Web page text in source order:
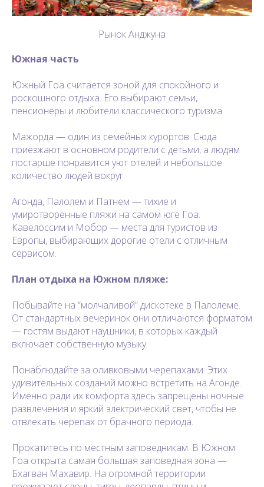
Рынок Анджуна
Южная часть
Южный Гоа считается зоной для спокойного и
роскошного отдыха. Его выбирают семьи,
пенсионеры и любители классического туризма.
Мажорда — один из семейных курортов. Сюда
приезжают в основном родители с детьми, а людям
постарше понравится уют отелей и небольшое
количество людей вокруг.
Агонда, Палолем и Патнем — тихие и
умиротворенные пляжи на самом юге Гоа.
Кавелоссим и Мобор — места для туристов из
Европы, выбирающих дорогие отели с отличным
сервисом.
План отдыха на Южном пляже:
Побывайте на “молчаливой” дискотеке в Палолеме.
От стандартных вечеринок они отличаются форматом
— гостям выдают наушники, в которых каждый
включает собственную музыку.
Понаблюдайте за оливковыми черепахами. Этих
удивительных созданий можно встретить на Агонде.
Именно ради их комфорта здесь запрещены ночные
развлечения и яркий электрический свет, чтобы не
отвлекать черепах от брачного периода.
Прокатитесь по местным заповедникам. В Южном
Гоа открыта самая большая заповедная зона —
Бхагван Махавир. На огромной территории